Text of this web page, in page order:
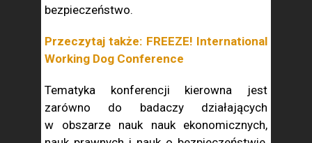
bezpieczeństwo.
Przeczytaj także: FREEZE! International
Working Dog Conference
Tematyka konferencji kierowna jest
zarówno do badaczy działających
w obszarze nauk nauk ekonomicznych,